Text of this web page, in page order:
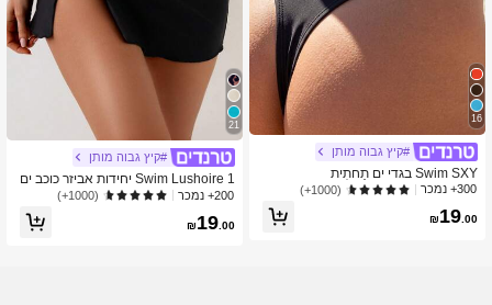
16
#קיץ גבוה מותן
Swim SXY בגדי ים תַחתִית
300+ נמכר (1000+)
₪19.00
21
#קיץ גבוה מותן
Swim Lushoire 1 יחידות אביזר כוכב ים
צד סקסי לנשים חופשת חוף כיסוי צבע א
200+ נמכר (1000+)
₪19.00